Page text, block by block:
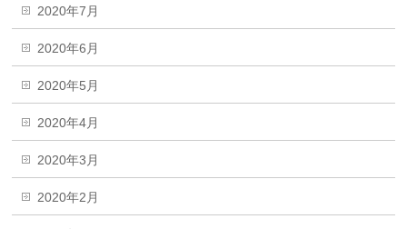
2020年7月
2020年6月
2020年5月
2020年4月
2020年3月
2020年2月